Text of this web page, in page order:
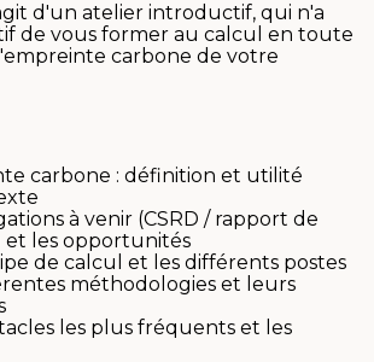
d'un atelier introductif, qui n'a
de vous former au calcul en toute
carbone de votre
carbone : définition et utilité
à venir (CSRD / rapport de
et les opportunités
de calcul et les différents postes
méthodologies et leurs
les plus fréquents et les